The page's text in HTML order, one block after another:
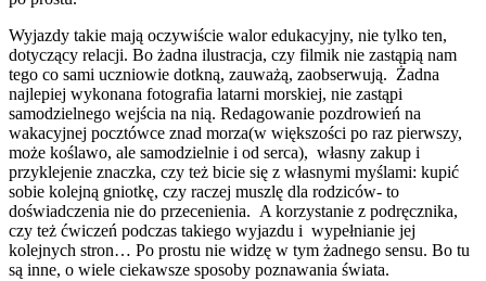
Wyjazdy takie mają oczywiście walor edukacyjny, nie tylko ten,
dotyczący relacji. Bo żadna ilustracja, czy filmik nie zastąpią nam
tego co sami uczniowie dotkną, zauważą, zaobserwują. Żadna
najlepiej wykonana fotografia latarni morskiej, nie zastąpi
samodzielnego wejścia na nią. Redagowanie pozdrowień na
wakacyjnej pocztówce znad morza(w większości po raz pierwszy,
może koślawo, ale samodzielnie i od serca), własny zakup i
przyklejenie znaczka, czy też bicie się z własnymi myślami: kupić
sobie kolejną gniotkę, czy raczej muszlę dla rodziców- to
doświadczenia nie do przecenienia. A korzystanie z podręcznika,
czy też ćwiczeń podczas takiego wyjazdu i wypełnianie jej
kolejnych stron… Po prostu nie widzę w tym żadnego sensu. Bo tu
są inne, o wiele ciekawsze sposoby poznawania świata.